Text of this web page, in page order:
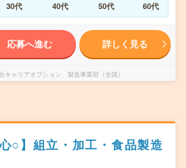
30代 40代 50代 60代
応募へ進む 詳しく見る
キャリアオプション 製造事業部（全国）
○】組立・加工・食品製造